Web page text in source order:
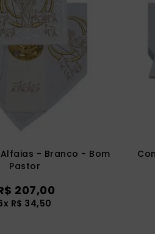
- Branco - Bom
Pastor
207,00
x R$ 34,50